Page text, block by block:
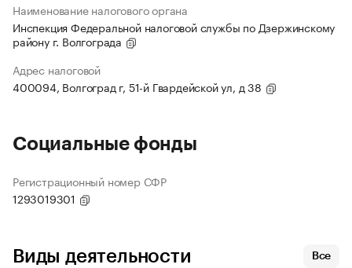
Наименование налогового органа
Инспекция Федеральной налоговой службы по Дзержинскому
району г. Волгограда
Адрес налоговой
400094, Волгоград г, 51-й Гвардейской ул, д 38
Социальные фонды
Регистрационный номер СФР
1293019301
Виды деятельности Все